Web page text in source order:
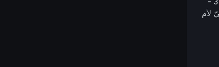
لأم